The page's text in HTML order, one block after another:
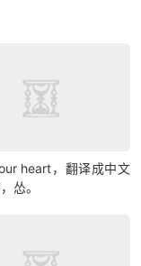
heart，翻译成中文
怂。